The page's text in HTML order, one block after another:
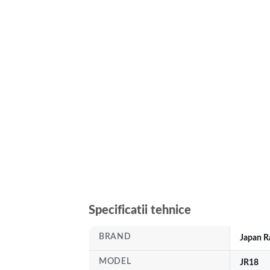
Specificatii tehnice
BRAND Japan
MODEL JR18